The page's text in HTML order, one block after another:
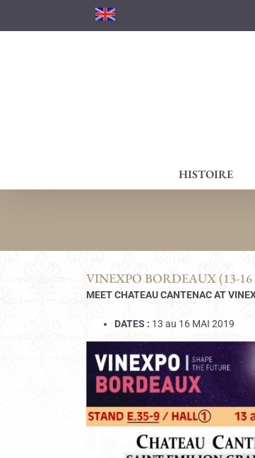
HISTOIRE
VINEXPO BORDEAUX (13-
MEET CHATEAU CANTENAC AT
DATES : 13 au 16 MAI 2019